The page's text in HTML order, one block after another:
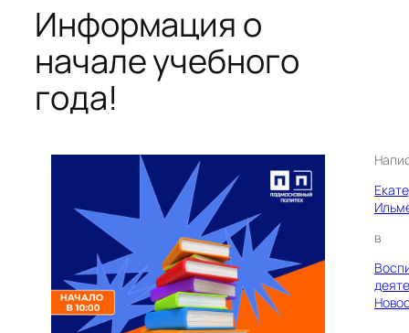
Информация о
начале учебного
года!
в